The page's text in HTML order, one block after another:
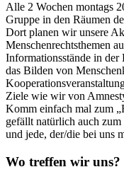
Alle 2 Wochen montags
Gruppe in den Räumen
Dort planen wir unsere
Menschenrechtsthemen
Informationsstände in
das Bilden von
Ziele wie wir von
Komm einfach mal zum
gefällt natürlich auch
und jede, der/die bei uns
Wo treffen wir uns?